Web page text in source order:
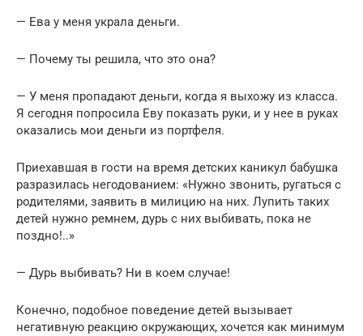
— Ева у меня украла деньги.
— Почему ты решила, что это она?
— У меня пропадают деньги, когда я выхожу из класса.
Я сегодня попросила Еву показать руки, и у нее в руках
оказались мои деньги из портфеля.
Приехавшая в гости на время детских каникул бабушка
разразилась негодованием: «Нужно звонить, ругаться с
родителями, заявить в милицию на них. Лупить таких
детей нужно ремнем, дурь с них выбивать, пока не
поздно!..»
— Дурь выбивать? Ни в коем случае!
Конечно, подобное поведение детей вызывает
негативную реакцию окружающих, хочется как минимум